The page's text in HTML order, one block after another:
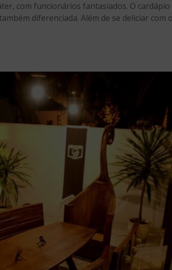
com funcionários fantasiados. O
diferenciada. Além de se deliciar com